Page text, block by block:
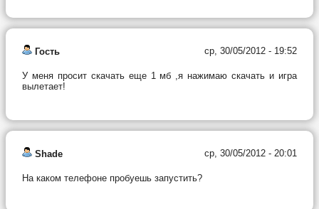
Гость ср, 30/05/2012 - 19:52
У меня просит скачать еще 1 мб ,я нажимаю скачать и игра
вылетает!
Shade ср, 30/05/2012 - 20:01
На каком телефоне пробуешь запустить?